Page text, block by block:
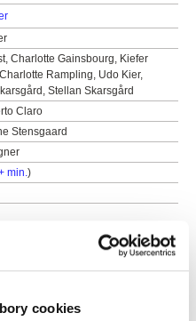
cookies
Charlotte Gainsbourg, Kiefer
Rampling, Udo Kier,
Stellan Skarsgård
Claro
Stensgaard
min.)